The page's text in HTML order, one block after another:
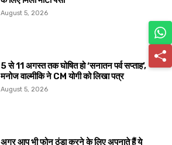
August 5, 2026
5 से 11 अगस्त तक घोषित हो ‘सनातन पर्व सप्ताह’,
मनोज वाल्मीकि ने CM योगी को लिखा पत्र
August 5, 2026
अगर आप भी फोन ठंडा करने के लिए अपनाते हैं ये